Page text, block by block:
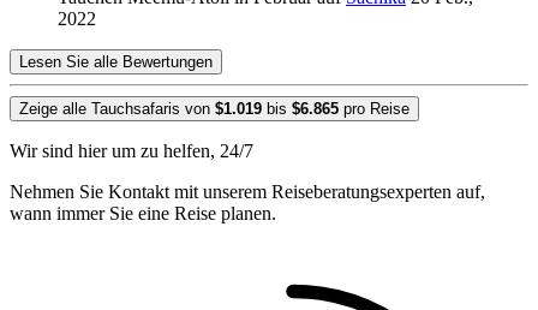
2022
Lesen Sie alle Bewertungen
Zeige alle Tauchsafaris von $1.019 bis $6.865 pro Reise
Wir sind hier um zu helfen, 24/7
Nehmen Sie Kontakt mit unserem Reiseberatungsexperten auf,
wann immer Sie eine Reise planen.